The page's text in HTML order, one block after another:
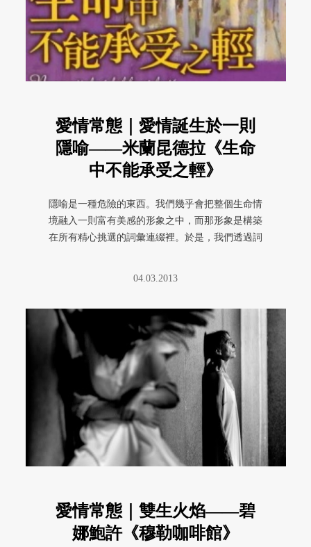
愛情常態｜愛情誕生於一則
隱喻——米蘭昆德拉《生命
中不能承受之輕》
隱喻是一種危險的東西。我們幾乎會把整個生命情
境融入一則富有美感的形象之中，而那形象是構築
在所有精心挑選的詞彙連綴裡。於是，我們透過詞
04.03.2013
愛情常態｜雙生火焰——碧
娜鮑許《穆勒咖啡館》